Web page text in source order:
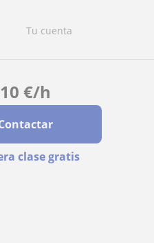
Tu cuenta
10 €/h
clase gratis